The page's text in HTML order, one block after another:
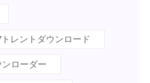
レントダウンロード
ローダー